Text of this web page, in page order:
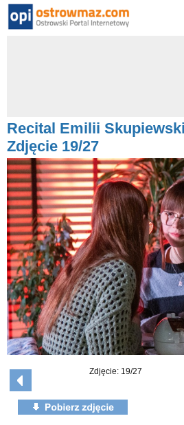
Recital Emilii
Zdjęcie 19/27
Zdjęcie: 19/27